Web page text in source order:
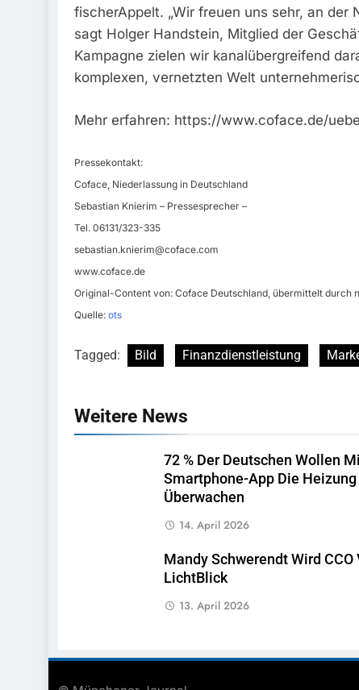
fischerAppelt. „Wir freuen uns sehr, an der
sagt Holger Handstein, Mitglied der
Kampagne zielen wir kanalübergreifend
komplexen, vernetzten Welt
Mehr erfahren: https://www.coface.de/
Pressekontakt:
Coface, Niederlassung in Deutschland
Sebastian Knierim – Pressesprecher –
Tel. 06131/323-335
sebastian.knierim@coface.com
www.coface.de
Original-Content von: Coface Deutschland, übermittelt durch
Quelle: ots
Tagged: Bild Finanzdienstleistung
Weitere News
72 % Der Deutschen Wollen
Smartphone-App Die Heizung
Überwachen
14. April 2026
Mandy Schwerendt Wird CCO
LichtBlick
13. April 2026